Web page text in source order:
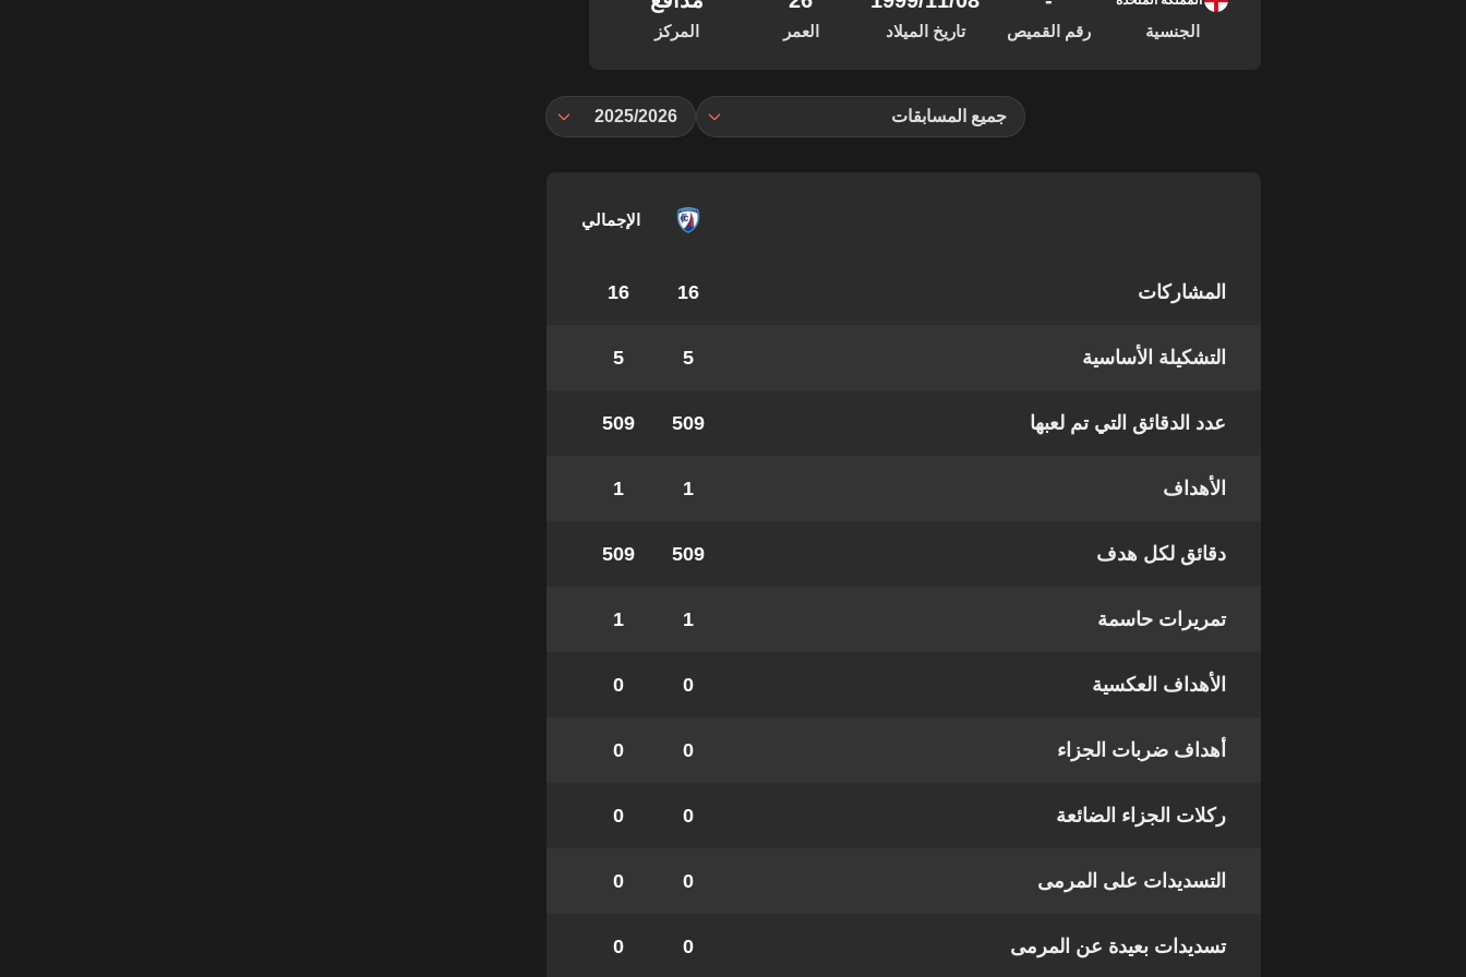
الجنسية رقم القميص تاريخ الميلاد العمر المركز
جميع المسابقات 2025/2026
الإجمالي
المشاركات 16
16
التشكيلة الأساسية 5
5
عدد الدقائق التي تم لعبها 509
509
الأهداف 1
1
دقائق لكل هدف 509
509
تمريرات حاسمة 1
1
الأهداف العكسية 0
0
أهداف ضربات الجزاء 0
0
ركلات الجزاء الضائعة 0
0
التسديدات على المرمى 0
0
تسديدات بعيدة عن المرمى 0
0